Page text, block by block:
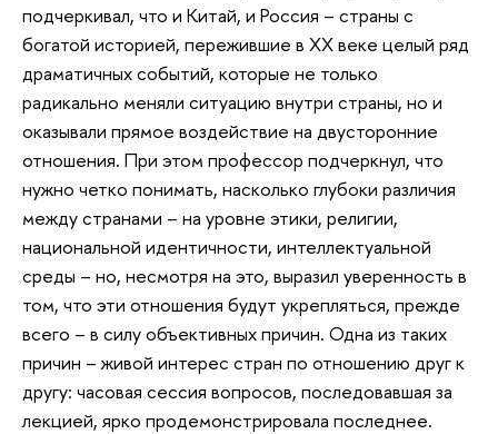
подчеркивал, что и Китай, и Россия – страны с
богатой историей, пережившие в ХХ веке целый ряд
драматичных событий, которые не только
радикально меняли ситуацию внутри страны, но и
оказывали прямое воздействие на двусторонние
отношения. При этом профессор подчеркнул, что
нужно четко понимать, насколько глубоки различия
между странами – на уровне этики, религии,
национальной идентичности, интеллектуальной
среды – но, несмотря на это, выразил уверенность в
том, что эти отношения будут укрепляться, прежде
всего – в силу объективных причин. Одна из таких
причин – живой интерес стран по отношению друг к
другу: часовая сессия вопросов, последовавшая за
лекцией, ярко продемонстрировала последнее.